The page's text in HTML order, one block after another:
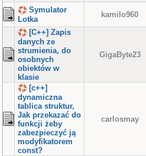
Symulator
Lotka
kamilo960
[C++] Zapis
danych ze
strumienia, do
osobnych
obiektów w
klasie
GigaByte23
[c++]
dynamiczna
tablica struktur,
Jak przekazać do
funkcji żeby
zabezpieczyć ją
modyfikatorem
const?
carlosmay